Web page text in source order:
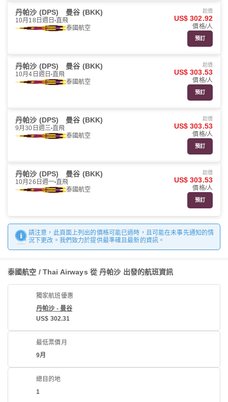
丹帕沙 (DPS) 曼谷 (BKK)
10月18日週日 直飛
泰國航空
起價
US$ 302.92
價格/人
預訂
丹帕沙 (DPS) 曼谷 (BKK)
10月4日週日 直飛
泰國航空
起價
US$ 303.53
價格/人
預訂
丹帕沙 (DPS) 曼谷 (BKK)
9月30日週三 直飛
泰國航空
起價
US$ 303.53
價格/人
預訂
丹帕沙 (DPS) 曼谷 (BKK)
10月26日週一 直飛
泰國航空
起價
US$ 303.53
價格/人
預訂
請注意，此頁面上列出的價格可能已過時，且可能在未事先通知的情
況下更改。我們致力於提供最準確且最新的資訊。
泰國航空 / Thai Airways 從 丹帕沙 出發的航班資訊
獨家航班優惠
丹帕沙 - 曼谷
US$ 302.31
最低票價月
9月
總目的地
1